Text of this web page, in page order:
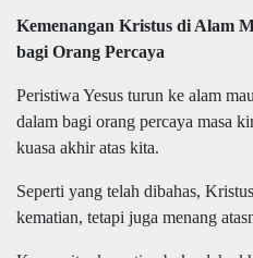
Kemenangan Kristus di Alam
bagi Orang Percaya
Peristiwa Yesus turun ke alam
dalam bagi orang percaya masa
kuasa akhir atas kita.
Seperti yang telah dibahas,
kematian, tetapi juga menang